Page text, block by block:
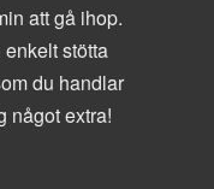
att gå ihop.
stötta
du handlar
något extra!